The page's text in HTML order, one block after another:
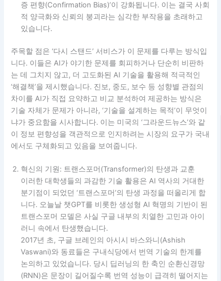
증 편향(Confirmation Bias)’이 강화됩니다. 이는 결국 사회
적 양극화와 신뢰의 붕괴라는 심각한 부작용을 초래하고
있습니다.
주목할 점은 ‘다시 스탠드’ 서비스가 이 문제를 다루는 방식입
니다. 이들은 AI가 야기한 문제를 회피하거나 단순히 비판하
는 데 그치지 않고, 더 고도화된 AI 기술을 활용해 적극적인
‘해결책’을 제시했습니다. 진보, 중도, 보수 등 성향별 관점의
차이를 AI가 직접 요약하고 비교 분석하여 제공하는 방식은
기술 자체가 문제가 아니라, ‘기술을 설계하는 목적’이 무엇이
냐가 중요함을 시사합니다. 이는 미국의 ‘그라운드뉴스’와 같
이 정보 편향성을 객관적으로 인지하려는 시장의 요구가 국내
에서도 구체화되고 있음을 보여줍니다.
혁신의 기원: 트랜스포머(Transformer)의 탄생과 교훈
이러한 대학생들의 과감한 기술 활용은 AI 역사의 거대한
분기점이 되었던 ‘트랜스포머’의 탄생 과정을 떠올리게 합
니다. 오늘날 챗GPT를 비롯한 생성형 AI 혁명의 기반이 된
트랜스포머 모델은 사실 구글 내부의 치열한 고민과 아이
러니 속에서 탄생했습니다.
2017년 초, 구글 브레인의 아시시 바스와니(Ashish
Vaswani)와 동료들은 구내식당에서 번역 기술의 한계를
논의하고 있었습니다. 당시 딥러닝의 한 축인 순환신경망
(RNN)은 문장이 길어질수록 번역 성능이 급격히 떨어지는